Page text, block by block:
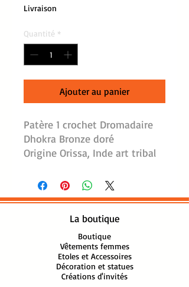
Livraison
Quantité *
Ajouter au panier
Patère 1 crochet Dromadaire
Dhokra Bronze doré
Origine Orissa, Inde art tribal
Toutes nos statues en bronze
sont des pièces originales
pour la richesse de leurs
détails et la qualité de leur
fabrication.
Réf: Patère 1 crochet
Dromadaire Dhokra Bronze
La boutique
Boutique
Vêtements femmes
Etoles et Accessoires
Décoration et statues
Créations d'invités